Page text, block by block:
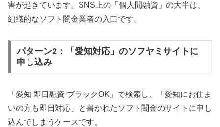
害が起きています。SNS上の「個人間融資」の大半は、
組織的なソフト闇金業者の入口です。
パターン2：「愛知対応」のソフヤミサイトに
申し込み
「愛知 即日融資 ブラックOK」で検索し、「愛知にお住ま
いの方も即日対応」と書かれたソフト闇金のサイトに申し
込んでしまうケースです。